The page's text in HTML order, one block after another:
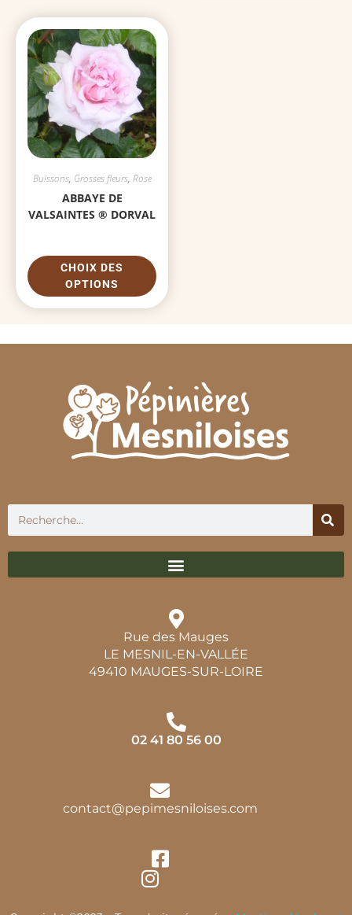
Buissons, Grosses fleurs, Rose
ABBAYE DE
VALSAINTES ® DORVAL
CHOIX DES
OPTIONS
Rue des Mauges
LE MESNIL-EN-VALLÉE
49410 MAUGES-SUR-LOIRE
02 41 80 56 00
contact@pepimesniloises.com